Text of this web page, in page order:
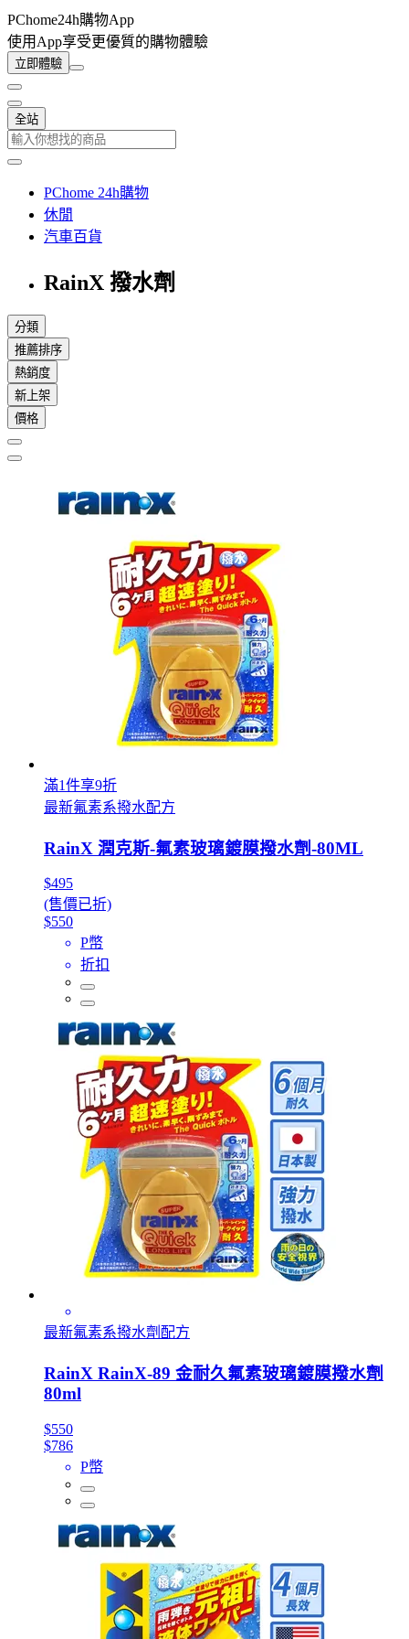
PChome24h購物App
使用App享受更優質的購物體驗
立即體驗
全站
PChome 24h購物
休閒
汽車百貨
RainX 撥水劑
分類
推薦排序
熱銷度
新上架
價格
滿1件享9折
最新氟素系撥水配方
RainX 潤克斯-氟素玻璃鍍膜撥水劑-80ML
$495
(售價已折)
$550
P幣
折扣
最新氟素系撥水劑配方
RainX RainX-89 金耐久氟素玻璃鍍膜撥水劑
80ml
$550
$786
P幣